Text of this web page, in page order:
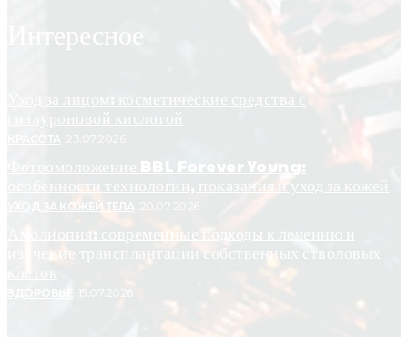
Интересное
Уход за лицом: косметические средства с
гиалуроновой кислотой
КРАСОТА
Фотоомоложение BBL Forever Young:
особенности технологии, показания и уход за кожей
УХОД ЗА КОЖЕЙ ТЕЛА
Амблиопия: современные подходы к лечению и
изучение трансплантации собственных стволовых
клеток
ЗДОРОВЬЕ